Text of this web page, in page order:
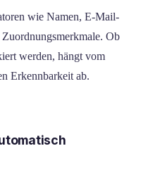
wie Namen, E-Mail-
Ob
werden, hängt vom
Erkennbarkeit ab.